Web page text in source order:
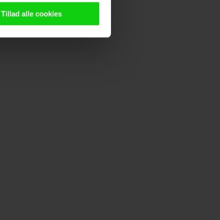
tilgår oplysninger på din
lave
valg anvendes på
Tillad alle cookies